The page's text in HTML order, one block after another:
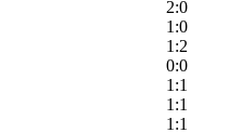
2:0
1:0
1:2
0:0
1:1
1:1
1:1